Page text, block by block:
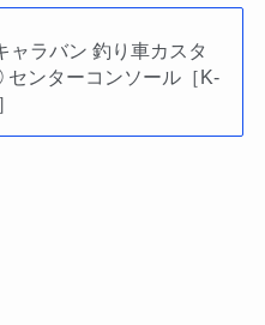
ャラバン 釣り車カスタ
センターコンソール［K-